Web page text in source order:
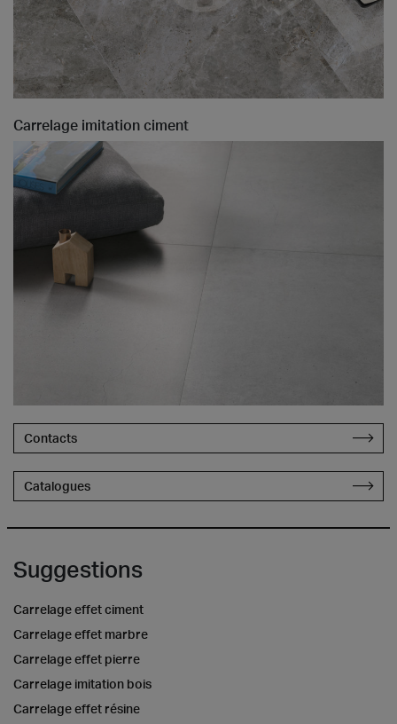
Carrelage imitation ciment
Contacts
Catalogues
Suggestions
Carrelage effet ciment
Carrelage effet marbre
Carrelage effet pierre
Carrelage imitation bois
Carrelage effet résine